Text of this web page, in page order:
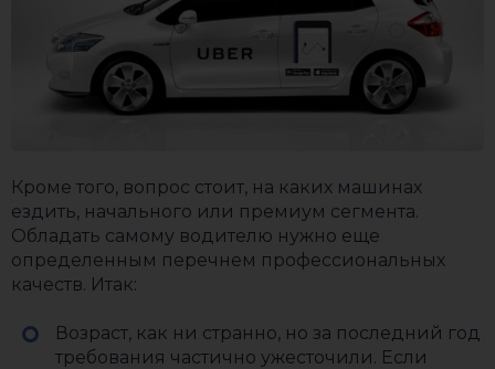
Кроме того, вопрос стоит, на каких машинах
ездить, начального или премиум сегмента.
Обладать самому водителю нужно еще
определенным перечнем профессиональных
качеств. Итак:
Возраст, как ни странно, но за последний год
требования частично ужесточили. Если